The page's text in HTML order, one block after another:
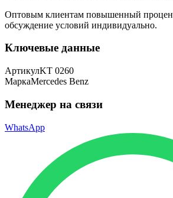
Оптовым клиентам повышенный
обсуждение условий индивидуально.
Ключевые данные
АртикулKT 0260
МаркаMercedes Benz
Менеджер на связи
WhatsApp